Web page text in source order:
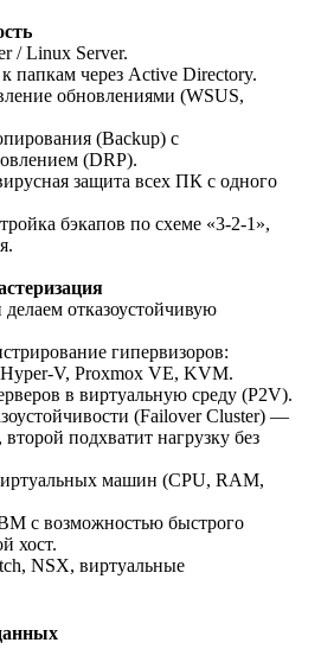
/ Linux Server.
папкам через Active Directory.
обновлениями (WSUS,
(Backup) с
(DRP).
защита всех ПК с одного
бэкапов по схеме «3-2-1»,
отказоустойчивую
гипервизоров:
V, Proxmox VE, KVM.
в виртуальную среду (P2V).
(Failover Cluster) —
подхватит нагрузку без
машин (CPU, RAM,
с возможностью быстрого
хост.
NSX, виртуальные